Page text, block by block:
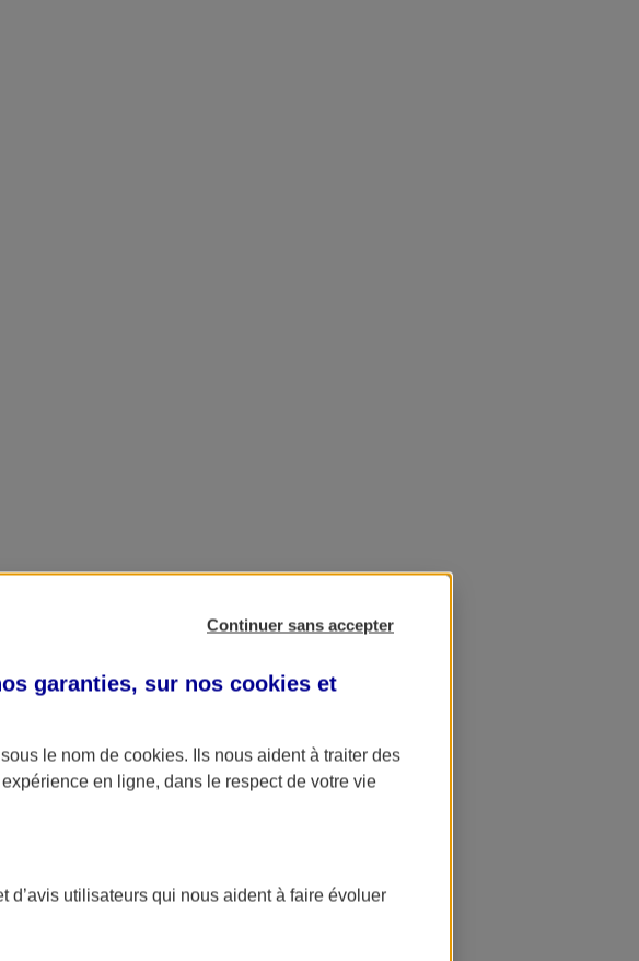
Continuer sans accepter
garanties, sur nos cookies et
le nom de cookies. Ils nous aident à traiter des
en ligne, dans le respect de votre vie
d’avis utilisateurs qui nous aident à faire évoluer